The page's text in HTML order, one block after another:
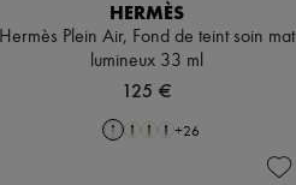
HERMÈS
Hermès Plein Air, Fond de teint soin mat
lumineux 33 ml
125 €
+26